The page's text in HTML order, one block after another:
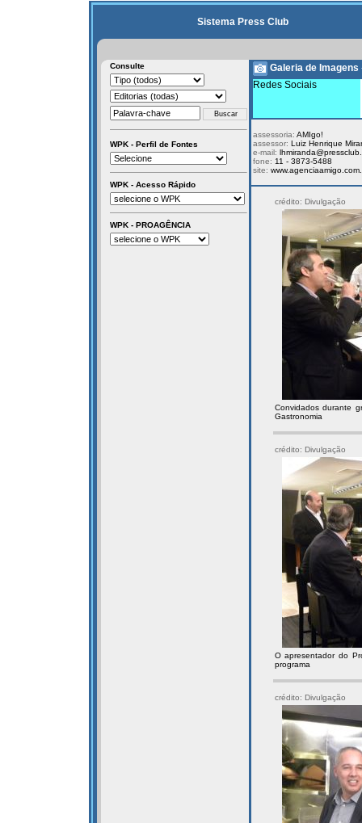
Sistema Press Club
Consulte
WPK - Perfil de Fontes
WPK - Acesso Rápido
WPK - PROAGÊNCIA
Galeria de Imagens
Redes Sociais
assessoria: AMIgo!
assessor: Luiz Henrique
e-mail:
fone: 11 - 3873-5488
site:
crédito: Divulgação
Convidados durante
Gastronomia
crédito: Divulgação
O apresentador do
programa
crédito: Divulgação